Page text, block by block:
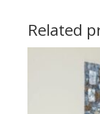
Related